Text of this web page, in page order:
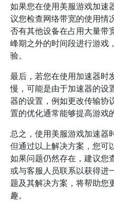
如果您在使用美服游戏加速
议您检查网络带宽的使用情
否有其他设备在占用大量带
峰期之外的时间段进行游戏
验。
最后，若您在使用加速器时
慢，可能是由于加速器的设
器的设置，例如更改传输协
置的优化通常能够提高游戏
总之，使用美服游戏加速器
但通过以上解决方案，您可
如果问题仍然存在，建议您
或与客服人员联系以获得进
题及其解决方案，将帮助您
趣。